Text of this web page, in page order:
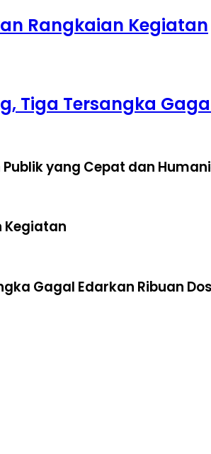
Rangkaian Kegiatan
Tiga Tersangka
yang Cepat dan
Kegiatan
Gagal Edarkan Ribuan